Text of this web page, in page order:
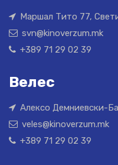
Маршал Тито 77,
svn@kinoverzum.mk
+389 71 29 02 39
Велес
Алексо Демниевски-
veles@kinoverzum.mk
+389 71 29 02 39